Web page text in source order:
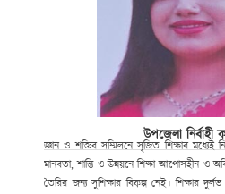
উপজেলা নির্বাহী
জ্ঞান ও শক্তির সম্মিলনে সৃজিত শিক্ষার মধ্যেই
মানবতা, শান্তি ও উন্নয়নে শিক্ষা আপোসহীন ও
তৈরির জন্য সুশিক্ষার বিকল্প নেই। শিক্ষার দুর্লভ